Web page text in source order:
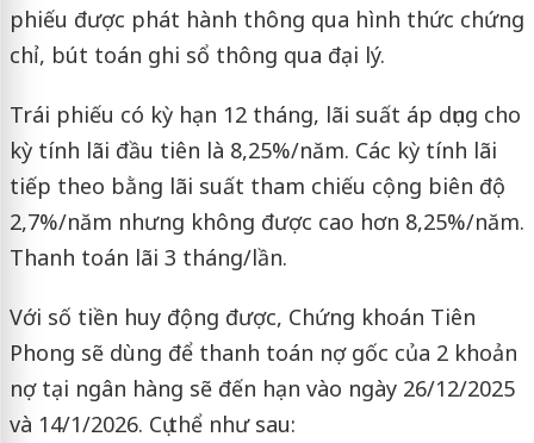
phiếu được phát hành thông qua hình thức chứng
chỉ, bút toán ghi sổ thông qua đại lý.
Trái phiếu có kỳ hạn 12 tháng, lãi suất áp dụng cho
kỳ tính lãi đầu tiên là 8,25%/năm. Các kỳ tính lãi
tiếp theo bằng lãi suất tham chiếu cộng biên độ
2,7%/năm nhưng không được cao hơn 8,25%/năm.
Thanh toán lãi 3 tháng/lần.
Với số tiền huy động được, Chứng khoán Tiên
Phong sẽ dùng để thanh toán nợ gốc của 2 khoản
nợ tại ngân hàng sẽ đến hạn vào ngày 26/12/2025
và 14/1/2026. Cụ thể như sau: